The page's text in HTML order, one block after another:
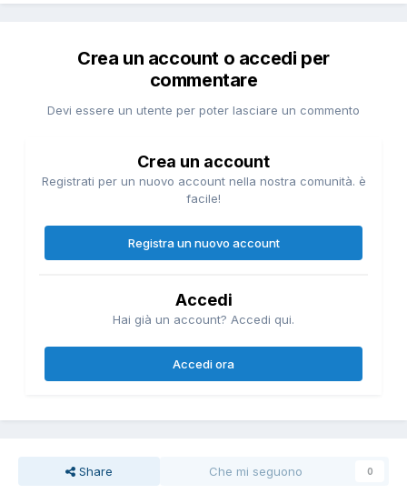
Crea un account o accedi per
commentare
Devi essere un utente per poter lasciare un commento
Crea un account
Registrati per un nuovo account nella nostra comunità. è
facile!
Registra un nuovo account
Accedi
Hai già un account? Accedi qui.
Accedi ora
Share Che mi seguono 0